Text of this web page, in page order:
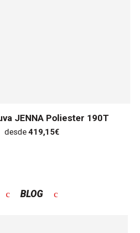
JENNA Poliester 190T
desde 419,15€
BLOG